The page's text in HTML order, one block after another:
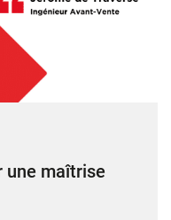
une maîtrise